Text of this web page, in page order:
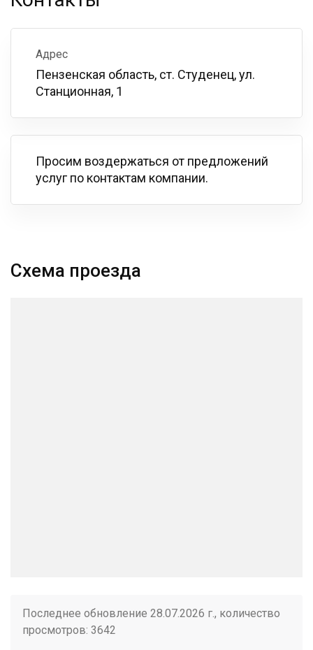
Адрес
Пензенская область, ст. Студенец, ул.
Станционная, 1
Просим воздержаться от предложений
услуг по контактам компании.
Схема проезда
Последнее обновление 28.07.2026 г., количество
просмотров: 3642